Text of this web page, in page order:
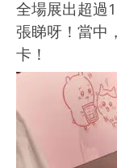
全場展出超過
張睇呀！當中
卡！